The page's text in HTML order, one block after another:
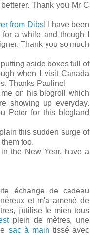
Thank you Mr C
from Dibs! I have been
a while and though I
Thank you so much
aside boxes full of
when I visit Canada
Thanks Pauline!
me on his blogroll which
showing up everyday.
Peter for this blogland
this sudden surge of
too.
the New Year, have a
échange de cadeau
et m'a amené de
j'utilise le mien tous
plein de mètres, une
sac à main tissé avec